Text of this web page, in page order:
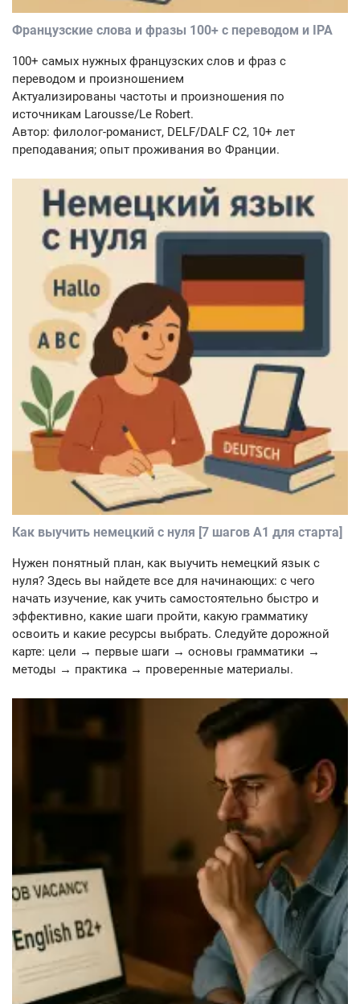
Французские слова и фразы 100+ с переводом и IPA
100+ самых нужных французских слов и фраз с
переводом и произношением
Актуализированы частоты и произношения по
источникам Larousse/Le Robert.
Автор: филолог-романист, DELF/DALF C2, 10+ лет
преподавания; опыт проживания во Франции.
Как выучить немецкий с нуля [7 шагов A1 для старта]
Нужен понятный план, как выучить немецкий язык с
нуля? Здесь вы найдете все для начинающих: с чего
начать изучение, как учить самостоятельно быстро и
эффективно, какие шаги пройти, какую грамматику
освоить и какие ресурсы выбрать. Следуйте дорожной
карте: цели → первые шаги → основы грамматики →
методы → практика → проверенные материалы.